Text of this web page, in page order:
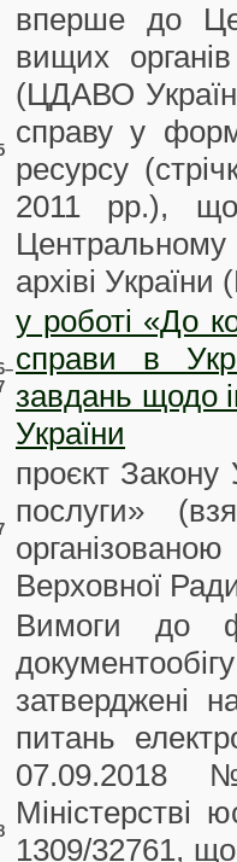
вперше до
вищих
(ЦДАВО
справу у
ресурсу
2011 рр.),
архіві
у роботі «До
справи в
завдань щодо
України
проєкт Закону
послуги»
Верховної
Вимоги до
затверджені
питань
07.09.2018
Міністерстві
1309/32761,